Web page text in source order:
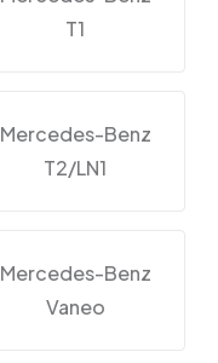
T1
Mercedes-Benz
T2/LN1
Mercedes-Benz
Vaneo